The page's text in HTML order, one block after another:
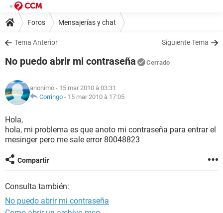
Foros Mensajerías y chat
Tema Anterior Siguiente Tema
No puedo abrir mi contraseña Cerrado
anonimo - 15 mar 2010 à 03:31
Corringo - 15 mar 2010 à 17:05
Hola,
hola, mi problema es que anoto mi contraseña para entrar el
mesinger pero me sale error 80048823
Compartir
Consulta también:
No puedo abrir mi contraseña